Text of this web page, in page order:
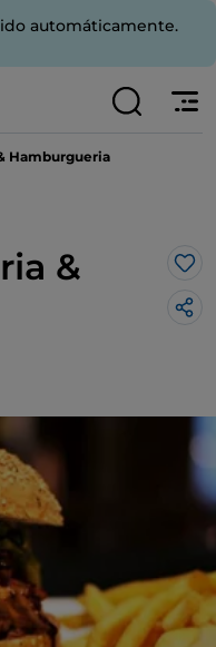
automáticamente.
Hamburgueria
&
Me